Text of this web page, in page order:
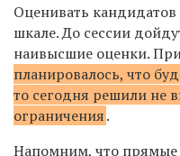
Оценивать
шкале. До сессии
наивысшие оценки.
планировалось, что
то сегодня решили не
ограничения.
Напомним, что прямые